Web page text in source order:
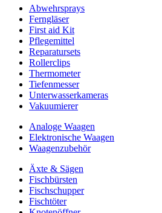
Abwehrsprays
Ferngläser
First aid Kit
Pflegemittel
Reparatursets
Rollerclips
Thermometer
Tiefenmesser
Unterwasserkameras
Vakuumierer
Analoge Waagen
Elektronische Waagen
Waagenzubehör
Äxte & Sägen
Fischbürsten
Fischschupper
Fischtöter